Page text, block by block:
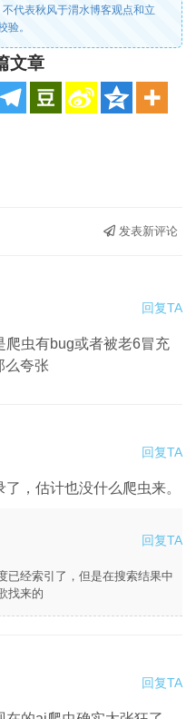
代表秋风于渭水博客观点和立
验。
文章
发表新评论
回复TA
爬虫有bug或者被老6冒充
么夸张
回复TA
，估计也没什么爬虫来。
回复TA
经索引了，但是在搜索结果中
找来的
回复TA